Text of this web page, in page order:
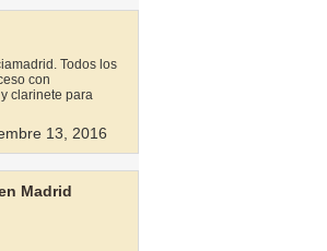
Todos los
con
clarinete para
13, 2016
Madrid